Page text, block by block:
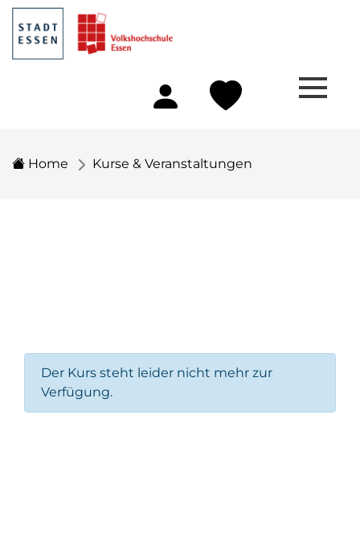
Home Kurse & Veranstaltungen
Der Kurs steht leider nicht mehr zur
Verfügung.